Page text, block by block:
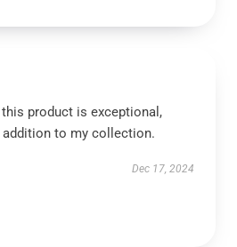
product is exceptional,
to my collection.
Dec 17, 2024